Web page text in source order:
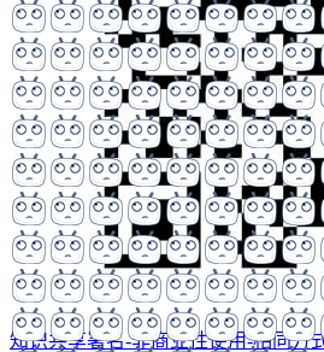
知识共享署名-非商业性使用-相同方